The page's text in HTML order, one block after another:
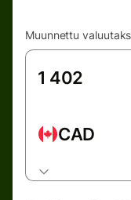
Muunnettu
CAD